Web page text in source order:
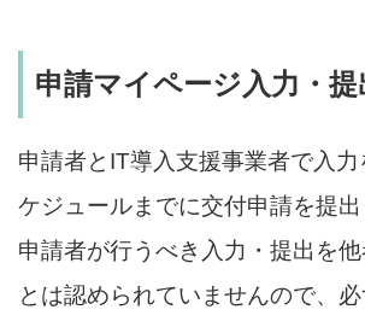
申請マイページ入力・提
申請者とIT導入支援事業者で入力
ケジュールまでに交付申請を提出
申請者が行うべき入力・提出を
とは認められていませんので、